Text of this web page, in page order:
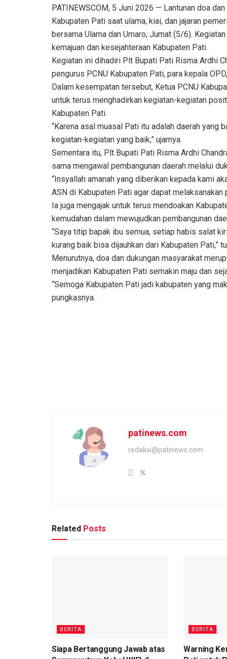
PATINEWSCOM, 5 Juni 2026 — Lantunan doa
Kabupaten Pati saat ulama, kiai, dan jajaran
bersama Ulama dan Umaro, Jumat (5/6).
kemajuan dan kesejahteraan Kabupaten Pati.
Kegiatan ini dihadiri Plt Bupati Pati Risma Ardhi
pengurus PCNU Kabupaten Pati, para kepala
Dalam kesempatan tersebut, Ketua PCNU
untuk terus menghadirkan kegiatan-kegiatan
Kabupaten Pati.
“Karena asal muasal Pati itu adalah daerah yang
kegiatan-kegiatan yang baik,” ujarnya.
Sementara itu, Plt Bupati Pati Risma Ardhi
sama mengawal pembangunan daerah melalui
“Insyallah amanah yang diberikan kepada kami
ASN di Kabupaten Pati agar dapat melaksanakan
Ia juga mengajak untuk terus mendoakan
kemudahan dalam mewujudkan pembangunan
“Saya titip bapak ibu semua, setiap habis salat
kurang baik bisa dijauhkan dari Kabupaten Pati,”
Menurutnya, doa dan dukungan masyarakat
menjadikan Kabupaten Pati semakin maju dan
“Semoga Kabupaten Pati jadi kabupaten yang
pungkasnya.
patinews.com
redaksi@patinews.com
Related Posts
BERITA
Siapa Bertanggung Jawab atas
BERITA
Warning